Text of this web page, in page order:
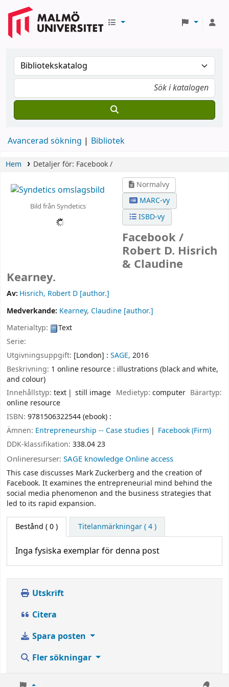
Avancerad sökning Bibliotek
Hem Detaljer för: Facebook /
Bild från Syndetics
Normalvy
MARC-vy
ISBD-vy
Facebook /
Robert D. Hisrich
& Claudine
Kearney.
Av: Hisrich, Robert D [author.]
Medverkande: Kearney, Claudine [author.]
Materialtyp:
Text
Serie:
Utgivningsuppgift: [London] : SAGE, 2016
Beskrivning: 1 online resource : illustrations (black and white,
and colour)
Innehållstyp: text still image Medietyp: computer Bärartyp:
online resource
ISBN: 9781506322544 (ebook) :
Ämnen: Entrepreneurship -- Case studies
Facebook (Firm)
DDK-klassifikation: 338.04 23
Onlineresurser: SAGE knowledge Online access
This case discusses Mark Zuckerberg and the creation of
Facebook. It examines the entrepreneurial mind behind the
social media phenomenon and the business strategies that
led to its rapid expansion.
Bestånd ( 0 ) Titelanmärkningar ( 4 )
Inga fysiska exemplar för denna post
Utskrift
Citera
Spara posten
Fler sökningar